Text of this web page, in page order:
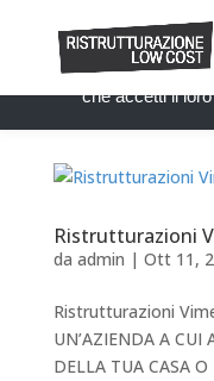
Ristrutturazioni
da admin | Ott 11,
Ristrutturazioni
UN’AZIENDA A CUI
DELLA TUA CASA
Questo sito utilizza i
dei lettori. Se decidi di
che accetti il